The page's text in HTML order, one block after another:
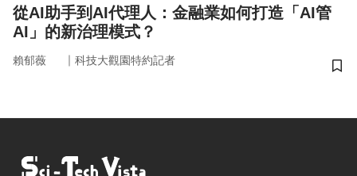
從AI助手到AI代理人：金融業如何打造「AI管
AI」的新治理模式？
賴郁薇 ｜ 科技大觀園特約記者
儲